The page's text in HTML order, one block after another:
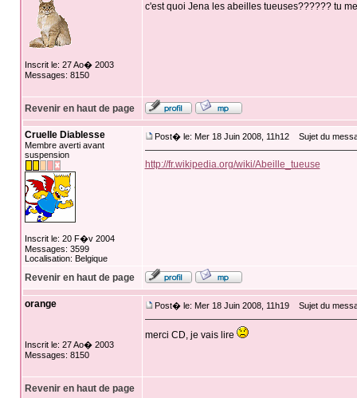
Inscrit le: 27 Ao� 2003
Messages: 8150
c'est quoi Jena les abeilles tueuses?????? tu
Revenir en haut de page
Cruelle Diablesse
Membre averti avant
suspension
Inscrit le: 20 F�v 2004
Messages: 3599
Localisation: Belgique
Post� le: Mer 18 Juin 2008, 11h12 Sujet du
http://fr.wikipedia.org/wiki/Abeille_tueuse
Revenir en haut de page
orange
Inscrit le: 27 Ao� 2003
Messages: 8150
Post� le: Mer 18 Juin 2008, 11h19 Sujet du
merci CD, je vais lire
Revenir en haut de page